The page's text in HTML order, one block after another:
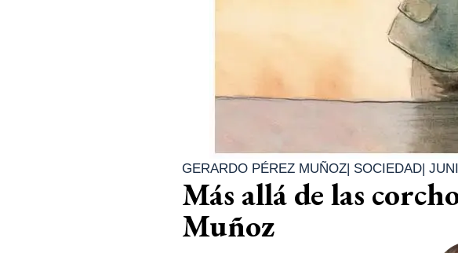
GERARDO PÉREZ MUÑOZ| SOCIEDAD|
Más allá de las
Muñoz